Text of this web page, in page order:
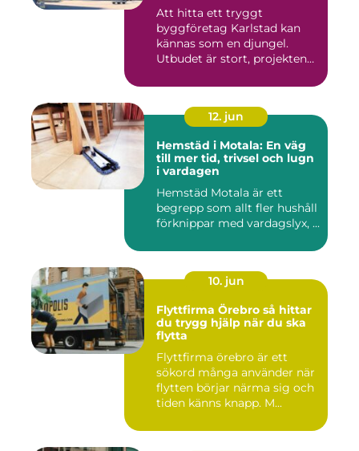
Att hitta ett tryggt
byggföretag Karlstad kan
kännas som en djungel.
Utbudet är stort, projekten
12. jun
Hemstäd i Motala: En väg
till mer tid, trivsel och lugn
i vardagen
Hemstäd Motala är ett
begrepp som allt fler hushåll
förknippar med vardagslyx, ...
10. jun
Flyttfirma Örebro så hittar
du trygg hjälp när du ska
flytta
Flyttfirma örebro är ett
sökord många använder när
flytten börjar närma sig och
tiden känns knapp. M...